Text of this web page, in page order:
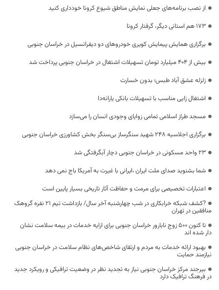
از نصب برنامه‌های جعلی نمایش مناطق شیوع کرونا خودداری کنید
173 هم استانی دیگر، گرفتار کرونا
برگزاری همایش پیمایش کویری خودروهای دو دیفرانسیل در خراسان جنوبی
بیش از 404 میلیارد تومان تسهیلات اشتغال در خراسان جنوبی پرداخت شد
زلزله عشق آباد طبس؛ بدون خسارت
اشتغال زایی مناسب با تسهیلات بانکی یارانه‌دا
مسجد طراز اسلامی تمامی زوایای وجودی انسان را می‌سازد
برگزاری اجلاسیه ۲۴۸ شهید سنگرساز بی‌سنگر بخش کشاورزی خراسان جنوبی
۲۳ واحد مسکونی در خراسان جنوبی دچار آبگرفتگی شد
شما بشنوید صدای ملت ایران ،ایرانی با غیرت به آمریکا باج نمی دهد
اعتبارات تخصیصی برای مرمت و حفاظت آثار تاریخی بسیار پایین است
?کشف شبکه خرابکاری در شب چهارشنبه آخر سال‌/ بازداشت تیم ۲۱ نفره گروهک
منافقین در تهران
تا کنون ۵۰۰ زوج نابارور خراسان جنوبی برای ارایه خدمات در بیمه سلامت نشان
دار شده اند
بهبود ارائه خدمات به مردم و ارتقای شاخص‌های نظام سلامت در خراسان جنوبی
نیازمند حمایت
بیرجند مرکز خراسان جنوبی نیاز به تجدید نظر در وضعیت ترافیکی و رویکرد جدید
در فرهنگ ترافیک دارد